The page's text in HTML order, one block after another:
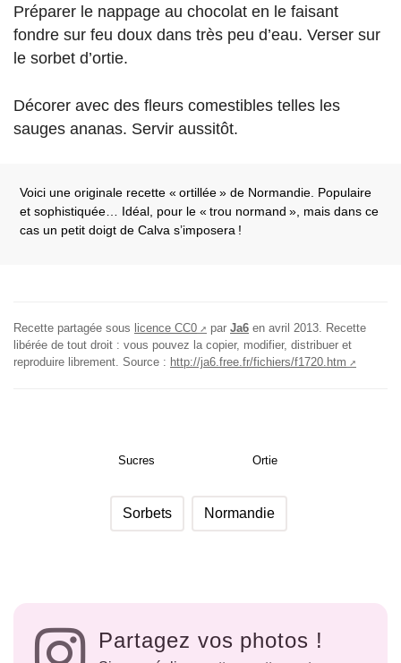
Préparer le nappage au chocolat en le faisant
fondre sur feu doux dans très peu d’eau. Verser sur
le sorbet d’ortie.
Décorer avec des fleurs comestibles telles les
sauges ananas. Servir aussitôt.
Voici une originale recette « ortillée » de Normandie. Populaire
et sophistiquée… Idéal, pour le « trou normand », mais dans ce
cas un petit doigt de Calva s’imposera !
Recette partagée sous licence CC0 par Ja6 en avril 2013. Recette
libérée de tout droit : vous pouvez la copier, modifier, distribuer et
reproduire librement. Source : http://ja6.free.fr/fichiers/f1720.htm
Sucres Ortie
Sorbets Normandie
Partagez vos photos !